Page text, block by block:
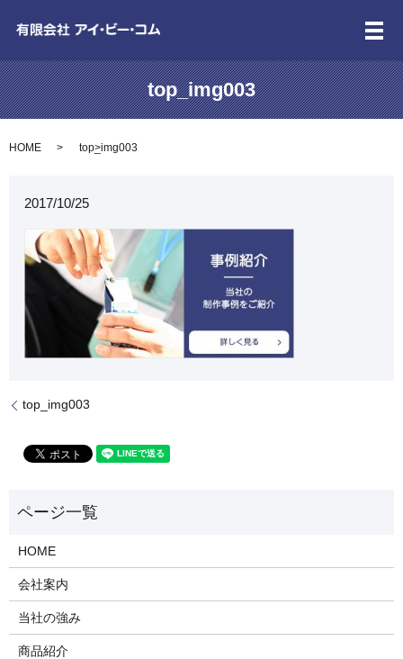
メ
top_img003
HOME top_img003
2017/10/25
top_img003
HOME
会社案内
当社の強み
商品紹介